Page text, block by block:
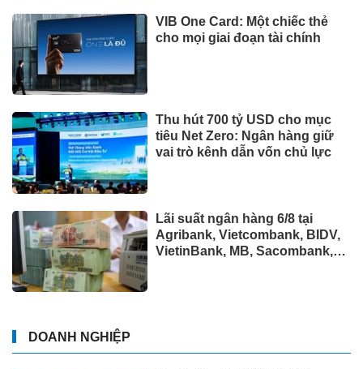
VIB One Card: Một chiếc thẻ
cho mọi giai đoạn tài chính
Thu hút 700 tỷ USD cho mục
tiêu Net Zero: Ngân hàng giữ
vai trò kênh dẫn vốn chủ lực
Lãi suất ngân hàng 6/8 tại
Agribank, Vietcombank, BIDV,
VietinBank, MB, Sacombank,
DOANH NGHIỆP